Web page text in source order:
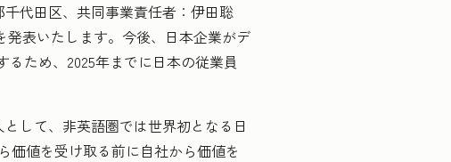
代田区、共同事業責任者：伊田聡
発表いたします。今後、日本企業がデ
ため、2025年までに日本の従業員
して、非英語圏では世界初となる日
価値を受け取る前に自社から価値を